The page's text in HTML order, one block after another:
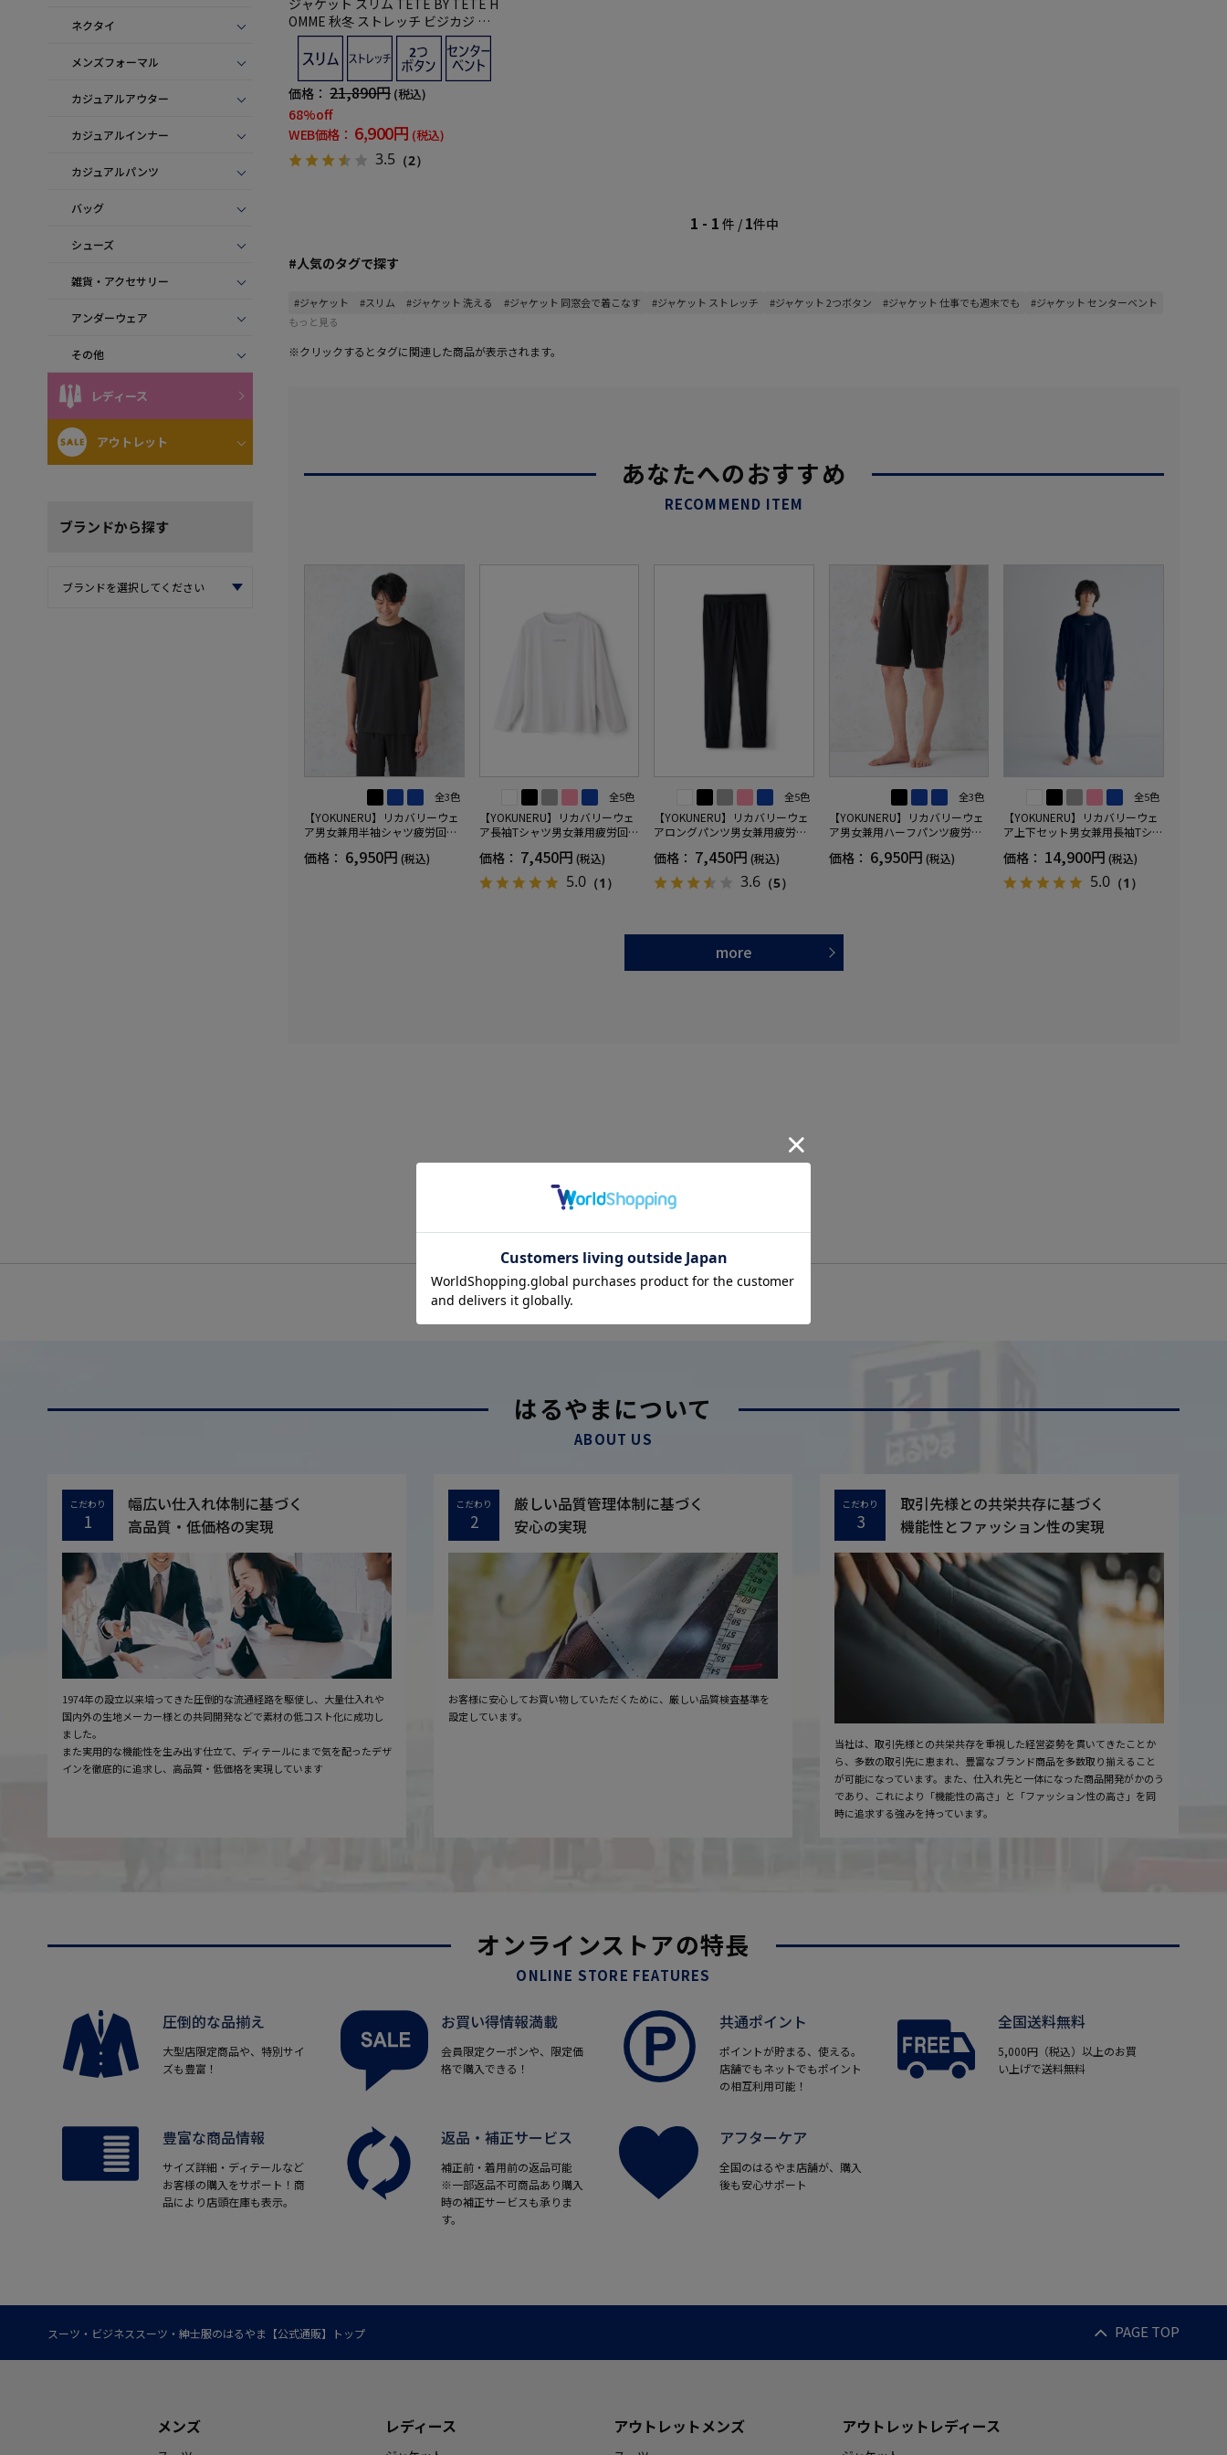
ネクタイ
メンズフォーマル
カジュアルアウター
カジュアルインナー
カジュアルパンツ
バッグ
シューズ
雑貨・アクセサリー
アンダーウェア
その他
レディース
アウトレット
ブランドから探す
OMME 秋冬 ストレッチ ビジカジ ブ
ランドジャケット
価格： 21,890円 (税込)
68%off
WEB価格： 6,900円 (税込)
3.5 （2）
1 - 1 件 / 1件中
#人気のタグで探す
#ジャケット #スリム #ジャケット 洗える #ジャケット 同窓会で着こなす #ジャケット ストレッチ #ジャケット 2つボタン #ジャケット 仕事でも週末でも
#ジャケット センターベント
もっと見る
※クリックするとタグに関連した商品が表示されます。
あなたへのおすすめ
RECOMMEND ITEM
全3色
【YOKUNERU】リカバリーウェ
ア男女兼用半袖シャツ疲労回復
(R)【一般医療機器】SS～LLサイ
価格： 6,950円 (税込)
全5色
【YOKUNERU】リカバリーウェ
ア長袖Tシャツ男女兼用疲労回復
(R)【一般医療機器】SS～LLサイ
ズ
価格： 7,450円 (税込)
5.0（1）
全5色
【YOKUNERU】リカバリーウェ
アロングパンツ男女兼用疲労回
IX(R)【一般医療機器】SS～LLサ
イズ
価格： 7,450円 (税込)
3.6 （5）
全3色
【YOKUNERU】リカバリーウェ
ア男女兼用ハーフパンツ疲労回
IX(R)【一般医療機器】SS～LLサ
価格： 6,950円 (税込)
全5色
【YOKUNERU】リカバリーウェ
ア上下セット男女兼用長袖Tシャ
進遠赤外線快眠NANOMIX(R)【一
般医療機器】SS～LLサイズ
価格： 14,900円 (税込)
5.0 （1）
more
OFFICIAL SNS
はるやまについて
ABOUT US
こだわり
1
幅広い仕入れ体制に基づく
高品質・低価格の実現
1974年の設立以来培ってきた圧倒的な流通経路を駆使し、大量仕入れや
国内外の生地メーカー様との共同開発などで素材の低コスト化に成功し
ました。
また実用的な機能性を生み出す仕立て、ディテールにまで気を配ったデザ
インを徹底的に追求し、高品質・低価格を実現しています
こだわり
2
厳しい品質管理体制に基づく
安心の実現
お客様に安心してお買い物していただくために、厳しい品質検査基準を
設定しています。
こだわり
3
取引先様との共栄共存に基づく
機能性とファッション性の実現
当社は、取引先様との共栄共存を重視した経営姿勢を貫いてきたことか
ら、多数の取引先に恵まれ、豊富なブランド商品を多数取り揃えること
が可能になっています。また、仕入れ先と一体になった商品開発がかのう
であり、これにより「機能性の高さ」と「ファッション性の高さ」を同
時に追求する強みを持っています。
オンラインストアの特長
ONLINE STORE FEATURES
圧倒的な品揃え
大型店限定商品や、特別サイ
ズも豊富！
お買い得情報満載
会員限定クーポンや、限定価
格で購入できる！
共通ポイント
ポイントが貯まる、使える。
店舗でもネットでもポイント
の相互利用可能！
全国送料無料
5,000円（税込）以上のお買
い上げで送料無料
豊富な商品情報
サイズ詳細・ディテールなど
お客様の購入をサポート！商
品により店頭在庫も表示。
返品・補正サービス
補正前・着用前の返品可能
※一部返品不可商品あり購入
時の補正サービスも承りま
す。
アフターケア
全国のはるやま店舗が、購入
後も安心サポート
スーツ・ビジネススーツ・紳士服のはるやま【公式通販】トップ PAGE TOP
メンズ レディース アウトレットメンズ アウトレットレディース